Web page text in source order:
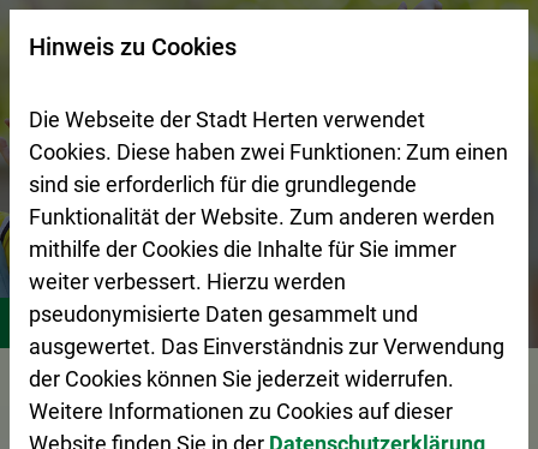
Zur Startseite (Schnelltaste 0)
Zum Seitenanfang springen (Schnelltaste A)
Zur Navigation/Menü springen (Schnelltaste M)
Zur Suche springen (Schnelltaste 8)
Zum Inhalt springen (Schnelltaste I)
Zum Fußbereich springen (Schnelltaste Z)
Stadtleben Bildung
Vorlesen
Suchseite mit Schnellsuche
Hinweis zu Cookies
Die Webseite der Stadt Herten verwendet
Cookies. Diese haben zwei Funktionen: Zum einen
sind sie erforderlich für die grundlegende
Funktionalität der Website. Zum anderen werden
mithilfe der Cookies die Inhalte für Sie immer
weiter verbessert. Hierzu werden
pseudonymisierte Daten gesammelt und
ausgewertet. Das Einverständnis zur Verwendung
der Cookies können Sie jederzeit widerrufen.
Weitere Informationen zu Cookies auf dieser
Website finden Sie in der Datenschutzerklärung